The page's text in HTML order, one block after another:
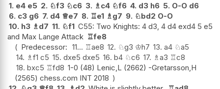
1. e4 e5 2. ♘f3 ♘c6 3. ♗ c4 ♘f6 4. d3 h6 5. O-O d6
6. c3 g6 7. d4 ♕e7 8. ♖e1 ♗ g7 9. ♘bd2 O-O
10. h3 ♗ d7 11. ♘f1 C55: Two Knights: 4 d3, 4 d4 exd4 5 e5
and Max Lange Attack ♖fe8
Predecessor: 11... ♖ae8 12. ♘g3 ♔h7 13. a4 ♘a5
14. ♗f1 c5 15. dxe5 dxe5 16. b4 ♘c6 17. ♗a3 ♖c8
18. bxc5 ♖fd8 1-0 (48) Lenic,L (2662) -Gretarsson,H
(2565) chess.com INT 2018